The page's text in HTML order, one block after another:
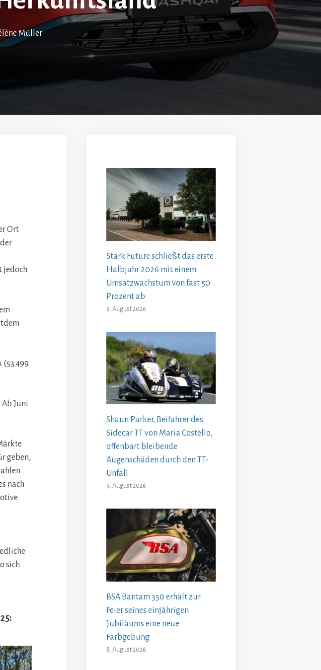
Müller
Ort
jedoch
(53.499
Juni
geben,
nach
sich
Stark Future schließt das erste
Halbjahr 2026 mit einem
Umsatzwachstum von fast 50
Prozent ab
9. August 2026
Shaun Parker, Beifahrer des
Sidecar TT von Maria Costello,
offenbart bleibende
Augenschäden durch den TT-
Unfall
9. August 2026
BSA Bantam 350 erhält zur
Feier seines einjährigen
Jubiläums eine neue
Farbgebung
8. August 2026